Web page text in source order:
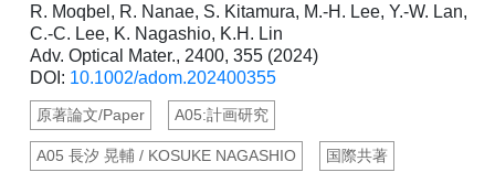
R. Moqbel, R. Nanae, S. Kitamura, M.-H. Lee, Y.-W. Lan,
C.-C. Lee, K. Nagashio, K.H. Lin
Adv. Optical Mater., 2400, 355 (2024)
DOI: 10.1002/adom.202400355
原著論文/Paper A05:計画研究
A05 長汐 晃輔 / KOSUKE NAGASHIO 国際共著